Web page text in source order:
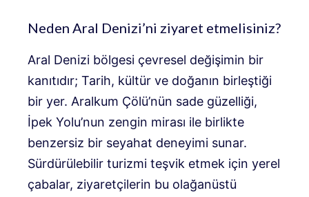
Neden Aral Denizi’ni ziyaret etmelisiniz?
Aral Denizi bölgesi çevresel değişimin bir
kanıtıdır; Tarih, kültür ve doğanın birleştiği
bir yer. Aralkum Çölü’nün sade güzelliği,
İpek Yolu’nun zengin mirası ile birlikte
benzersiz bir seyahat deneyimi sunar.
Sürdürülebilir turizmi teşvik etmek için yerel
çabalar, ziyaretçilerin bu olağanüstü